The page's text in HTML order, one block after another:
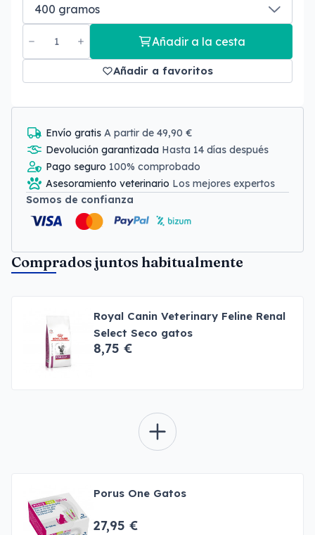
Añadir a la cesta
Añadir a favoritos
Envío gratis A partir de 49,90 €
Devolución garantizada Hasta 14 días después
Pago seguro 100% comprobado
Asesoramiento veterinario Los mejores expertos
Somos de confianza
Comprados juntos habitualmente
Royal Canin Veterinary Feline Renal
Select Seco gatos
8,75 €
Porus One Gatos
27,95 €